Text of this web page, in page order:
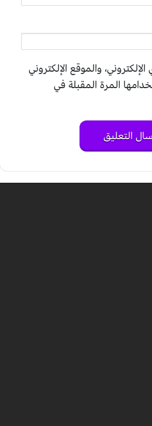
والموقع الإلكتروني
المرة المقبلة في